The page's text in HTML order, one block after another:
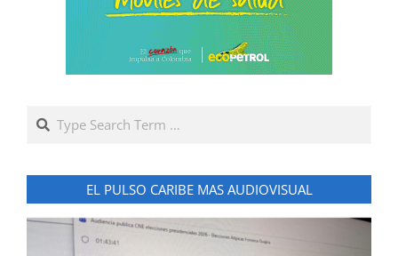
Search
EL PULSO CARIBE MAS AUDIOVISUAL